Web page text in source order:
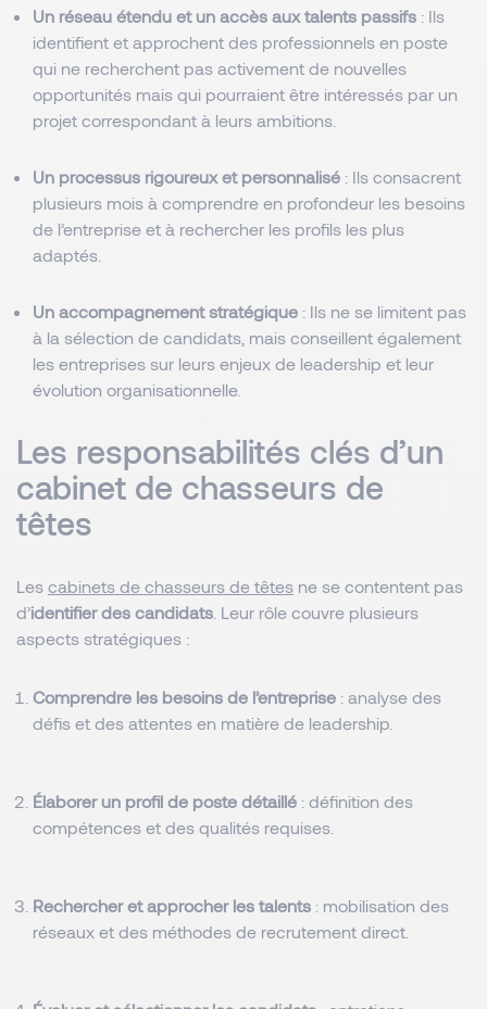
Un réseau étendu et un accès aux talents passifs : Ils
identifient et approchent des professionnels en poste
qui ne recherchent pas activement de nouvelles
opportunités mais qui pourraient être intéressés par un
projet correspondant à leurs ambitions.
Un processus rigoureux et personnalisé : Ils consacrent
plusieurs mois à comprendre en profondeur les besoins
de l’entreprise et à rechercher les profils les plus
adaptés.
Un accompagnement stratégique : Ils ne se limitent pas
à la sélection de candidats, mais conseillent également
les entreprises sur leurs enjeux de leadership et leur
évolution organisationnelle.
Les responsabilités clés d’un
cabinet de chasseurs de
têtes
Les cabinets de chasseurs de têtes ne se contentent pas
d’identifier des candidats . Leur rôle couvre plusieurs
aspects stratégiques :
Comprendre les besoins de l’entreprise : analyse des
défis et des attentes en matière de leadership.
Élaborer un profil de poste détaillé : définition des
compétences et des qualités requises.
Rechercher et approcher les talents : mobilisation des
réseaux et des méthodes de recrutement direct.